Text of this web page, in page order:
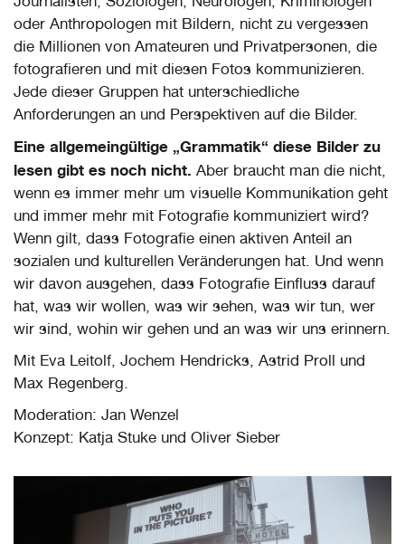
oder Anthropologen mit Bildern, nicht zu vergessen
die Millionen von Amateuren und Privatpersonen, die
fotografieren und mit diesen Fotos kommunizieren.
Jede dieser Gruppen hat unterschiedliche
Anforderungen an und Perspektiven auf die Bilder.
Eine allgemeingültige „Grammatik“ diese Bilder zu
lesen gibt es noch nicht. Aber braucht man die nicht,
wenn es immer mehr um visuelle Kommunikation geht
und immer mehr mit Fotografie kommuniziert wird?
Wenn gilt, dass Fotografie einen aktiven Anteil an
sozialen und kulturellen Veränderungen hat. Und wenn
wir davon ausgehen, dass Fotografie Einfluss darauf
hat, was wir wollen, was wir sehen, was wir tun, wer
wir sind, wohin wir gehen und an was wir uns erinnern.
Mit Eva Leitolf, Jochem Hendricks, Astrid Proll und
Max Regenberg.
Moderation: Jan Wenzel
Konzept: Katja Stuke und Oliver Sieber